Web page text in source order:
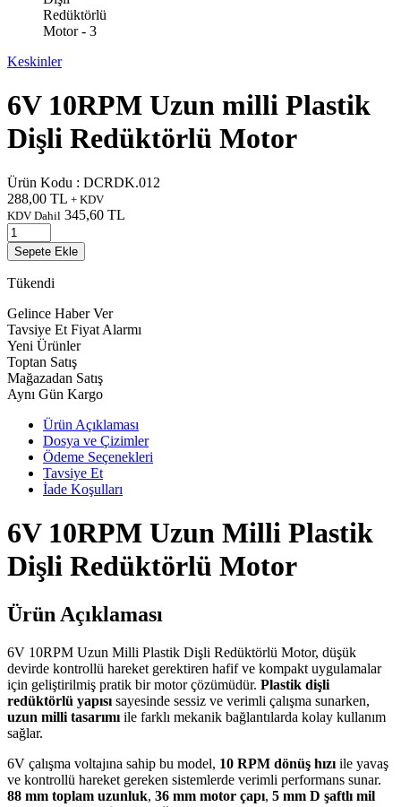
Keskinler
6V 10RPM Uzun milli Plastik
Dişli Redüktörlü Motor
Ürün Kodu : DCRDK.012
288,00 TL + KDV
KDV Dahil 345,60 TL
Sepete Ekle
Tükendi
Gelince Haber Ver
Tavsiye Et Fiyat Alarmı
Yeni Ürünler
Toptan Satış
Mağazadan Satış
Aynı Gün Kargo
Ürün Açıklaması
Dosya ve Çizimler
Ödeme Seçenekleri
Tavsiye Et
İade Koşulları
6V 10RPM Uzun Milli Plastik
Dişli Redüktörlü Motor
Ürün Açıklaması
6V 10RPM Uzun Milli Plastik Dişli Redüktörlü Motor, düşük
devirde kontrollü hareket gerektiren hafif ve kompakt uygulamalar
için geliştirilmiş pratik bir motor çözümüdür. Plastik dişli
redüktörlü yapısı sayesinde sessiz ve verimli çalışma sunarken,
uzun milli tasarımı ile farklı mekanik bağlantılarda kolay kullanım
sağlar.
6V çalışma voltajına sahip bu model, 10 RPM dönüş hızı ile yavaş
ve kontrollü hareket gereken sistemlerde verimli performans sunar.
88 mm toplam uzunluk, 36 mm motor çapı, 5 mm D şaftlı mil